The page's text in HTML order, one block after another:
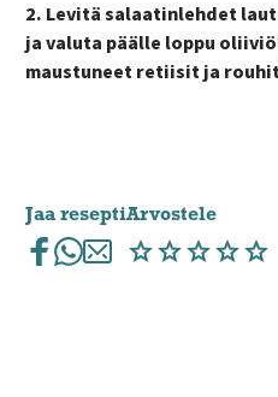
2. Levitä salaatinlehdet
ja valuta päälle loppu
maustuneet retiisit ja
Jaa reseptiArvostele